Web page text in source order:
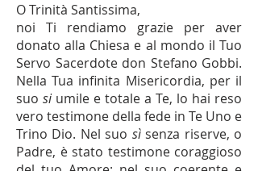
O Trinità Santissima,
noi Ti rendiamo grazie per aver
donato alla Chiesa e al mondo il Tuo
Servo Sacerdote don Stefano Gobbi.
Nella Tua infinita Misericordia, per il
suo siumile e totale a Te, lo hai reso
vero testimone della fede in Te Uno e
Trino Dio. Nel suo sì senza riserve, o
Padre, è stato testimone coraggioso